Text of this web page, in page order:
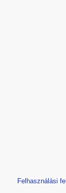
Felhasználási